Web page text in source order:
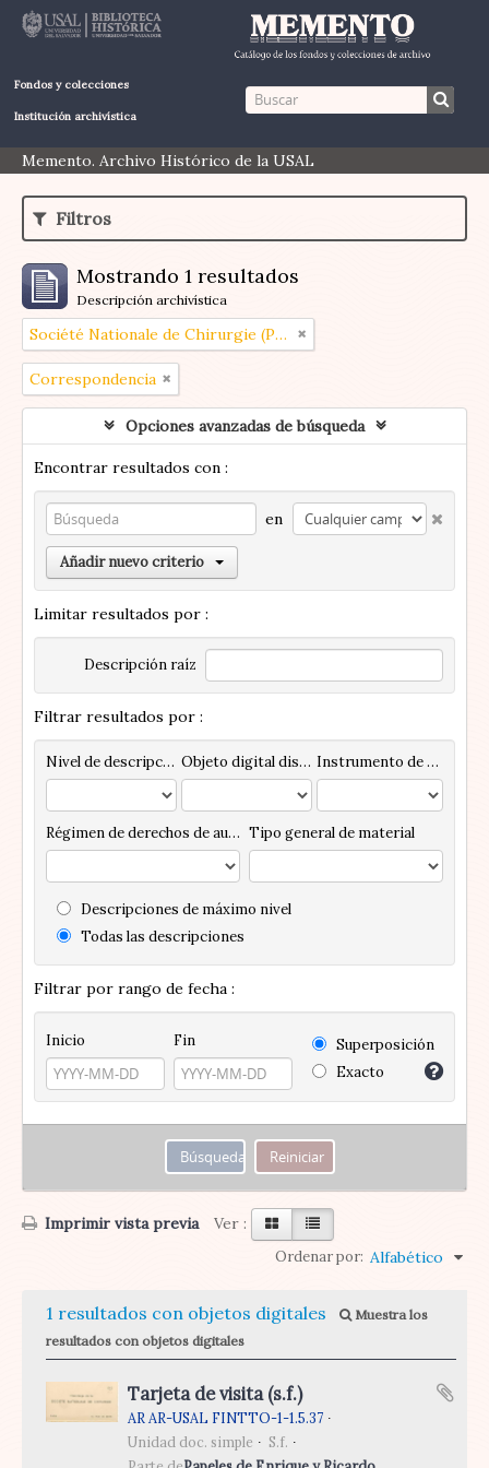
Fondos y colecciones
Institución archivística
Memento. Archivo Histórico de la USAL
Filtros
Mostrando 1 resultados
Descripción archivística
Société Nationale de Chirurgie (Paris)
Correspondencia
Opciones avanzadas de búsqueda
Encontrar resultados con :
en
Añadir nuevo criterio
Limitar resultados por :
Descripción raíz
Filtrar resultados por :
Nivel de descripción Objeto digital disponibles Instrumento de descripción
Régimen de derechos de autor Tipo general de material
Descripciones de máximo nivel
Todas las descripciones
Filtrar por rango de fecha :
Inicio Fin
Superposición
Exacto
Imprimir vista previa Ver :
Ordenar por: Alfabético
1 resultados con objetos digitales
Muestra los
resultados con objetos digitales
Tarjeta de visita (s.f.)
AR AR-USAL FINTTO-1-1.5.37
Unidad doc. simple
S.f.